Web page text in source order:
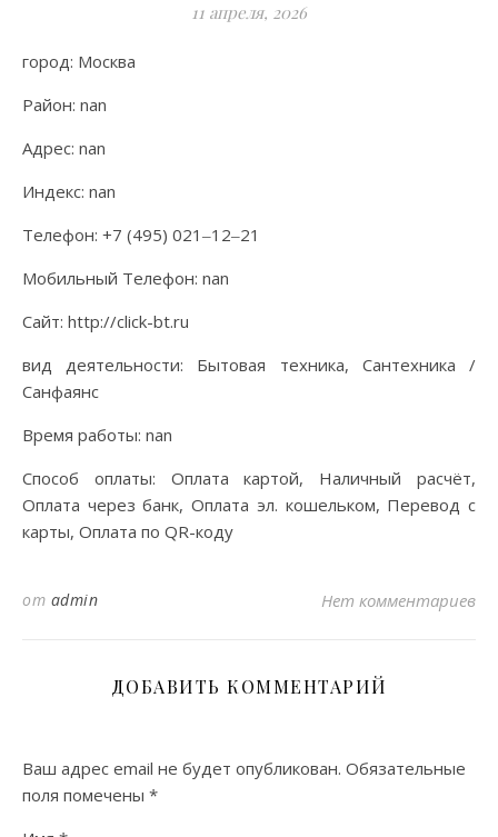
11 апреля, 2026
город: Москва
Район: nan
Адрес: nan
Индекс: nan
Телефон: +7 (495) 021‒12‒21
Мобильный Телефон: nan
Сайт: http://click-bt.ru
вид деятельности: Бытовая техника, Сантехника /
Санфаянс
Время работы: nan
Способ оплаты: Оплата картой, Наличный расчёт,
Оплата через банк, Оплата эл. кошельком, Перевод с
карты, Оплата по QR-коду
от admin Нет комментариев
ДОБАВИТЬ КОММЕНТАРИЙ
Ваш адрес email не будет опубликован. Обязательные
поля помечены *